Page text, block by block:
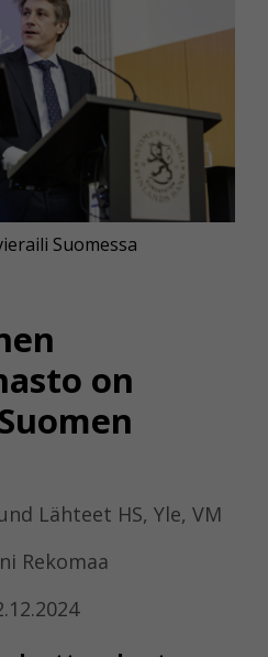
on
Lähteet HS, Yle, VM
Rekomaa
Suomessa